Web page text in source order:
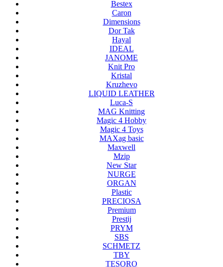
Bestex
Caron
Dimensions
Dor Tak
Hayal
IDEAL
JANOME
Knit Pro
Kristal
Kruzhevo
LIQUID LEATHER
Luca-S
MAG Knitting
Magic 4 Hobby
Magic 4 Toys
MAXag basic
Maxwell
Mzip
New Star
NURGE
ORGAN
Plastic
PRECIOSA
Premium
Prestij
PRYM
SBS
SCHMETZ
TBY
TESORO